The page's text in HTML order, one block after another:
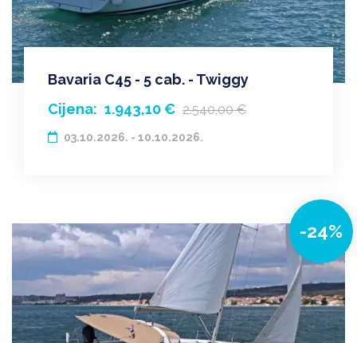
Bavaria C45 - 5 cab. - Twiggy
Cijena: 1.943,10 € 2.540,00 €
03.10.2026. - 10.10.2026.
-24%